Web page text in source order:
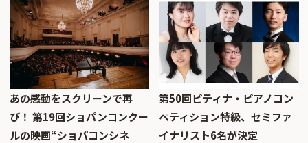
あの感動をスクリーンで再
び！ 第19回ショパンコンクー
ルの映画“ショパコンシネ
第50回ピティナ・ピアノコン
ペティション特級、セミファ
イナリスト6名が決定